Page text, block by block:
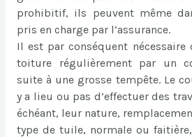
prohibitif, ils peuvent même
pris en charge par l’assurance.
Il est par conséquent nécessaire
toiture régulièrement par un
suite à une grosse tempête. Le
y a lieu ou pas d’effectuer des
échéant, leur nature,
type de tuile, normale ou